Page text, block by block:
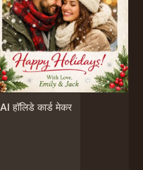
AI हॉलिडे कार्ड मेकर